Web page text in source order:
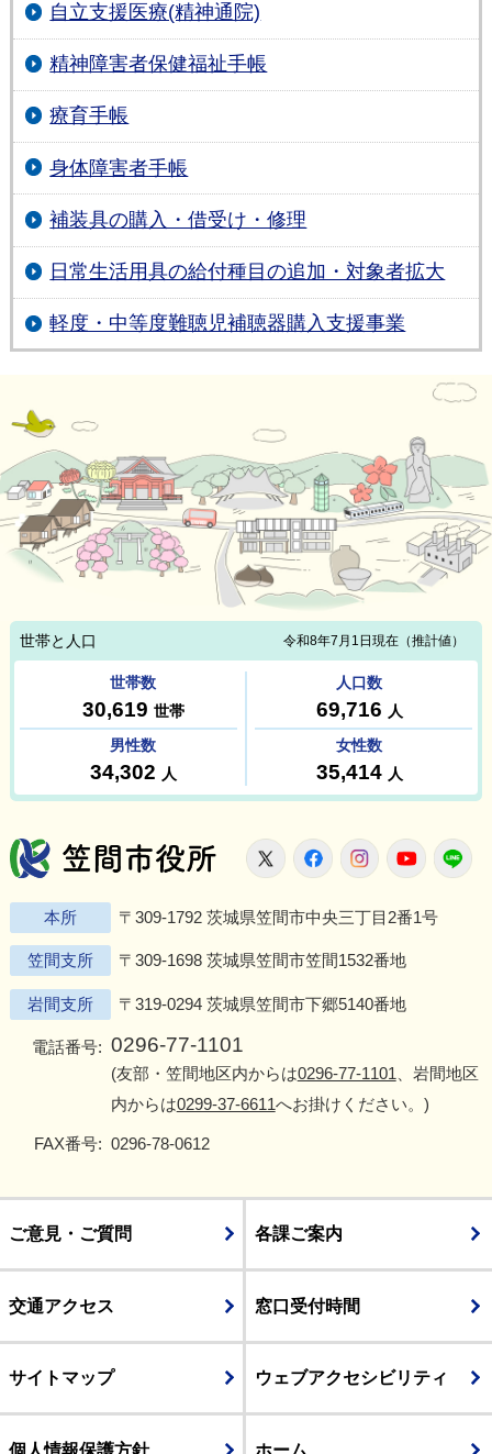
自立支援医療(精神通院)
精神障害者保健福祉手帳
療育手帳
身体障害者手帳
補装具の購入・借受け・修理
日常生活用具の給付種目の追加・対象者拡大
軽度・中等度難聴児補聴器購入支援事業
笠間市役所
X FacebookInstagram
本所 〒309-1792 茨城県笠間市中央三丁目2番1号
笠間支所 〒309-1698 茨城県笠間市笠間1532番地
岩間支所 〒319-0294 茨城県笠間市下郷5140番地
電話番号: 0296-77-1101
(友部・笠間地区内からは0296-77-1101 、岩間地区
内からは0299-37-6611へお掛けください。)
FAX番号: 0296-78-0612
ご意見・ご質問 各課ご案内
交通アクセス 窓口受付時間
サイトマップ ウェブアクセシビリティ
個人情報保護方針 ホーム